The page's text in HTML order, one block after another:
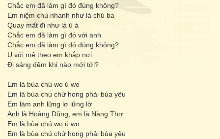
Chắc em đã làm gì đó đúng không?
Em niệm chú nhanh như là chú ba
Quay mất đi như là ú à
Chắc em đã làm gì đó với anh
Chắc em đã làm gì đó đúng không?
U với mê theo em khắp nơi
Đi sáng đêm khi nào mới tới?
Em là bùa chú wo ú wo
Em là bùa chú chứ hong phải bùa yêu
Em làm anh lững lơ lững lờ
Anh là Hoàng Dũng, em là Nàng Thơ
Em là bùa chú wo ú wo
Em là bùa chú chứ hong phải bùa yêu